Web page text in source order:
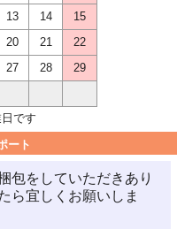
13 14
15
20 21
22
27 28
29
です
ート
包をしていただきあり
ら宜しくお願いしま